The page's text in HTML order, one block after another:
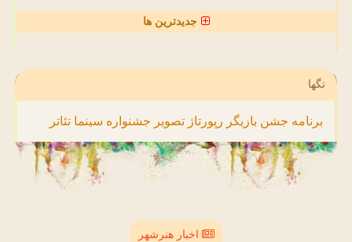
جدیدترین ها
تگها
برنامه جشن بازیگر رپورتاژ تصویر جشنواره سینما تئاتر
اخبار هنرشهر